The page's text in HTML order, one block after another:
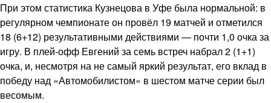
При этом статистика Кузнецова в Уфе была нормальной: в
регулярном чемпионате он провёл 19 матчей и отметился
18 (6+12) результативными действиями — почти 1,0 очка за
игру. В плей-офф Евгений за семь встреч набрал 2 (1+1)
очка, и, несмотря на не самый яркий результат, его вклад в
победу над «Автомобилистом» в шестом матче серии был
весомым.